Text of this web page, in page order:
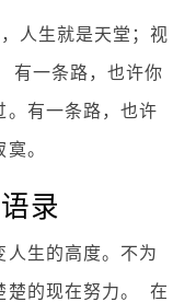
人生就是天堂；视
有一条路，也许你
。有一条路，也许
。
录
人生的高度。不为
楚的现在努力。 在